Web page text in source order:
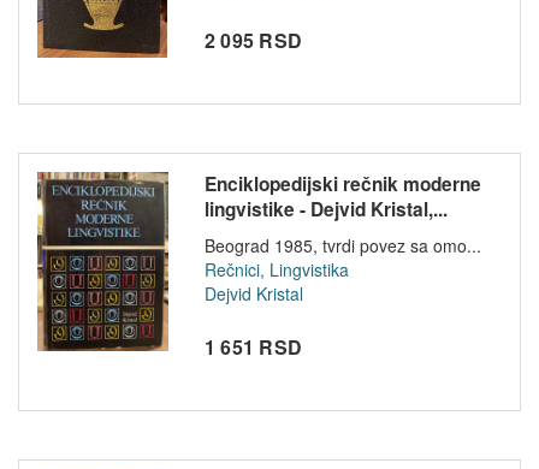
2 095 RSD
Enciklopedijski rečnik moderne
lingvistike - Dejvid Kristal,...
Beograd 1985, tvrdi povez sa omo...
Rečnici, Lingvistika
Dejvid Kristal
1 651 RSD